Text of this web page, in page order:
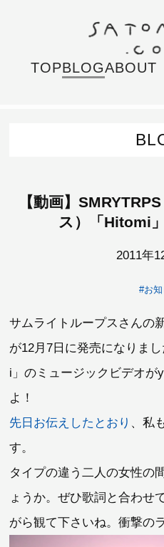
TOPBLOGABOUT
【動画】
ス）「Hitomi
2011年
#お
サムライトループスさんの
が12月7日に発売になりま
i」のミュージックビデオが
よ！
先日お伝えしたとおり 、私
す。
タイプの違う二人の女性の
ょうか。ぜひ歌詞と合わせ
がら観て下さいね。衝撃の